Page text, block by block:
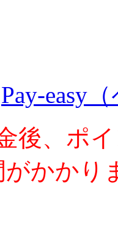
Pay-easy
後、ポ
がかかり